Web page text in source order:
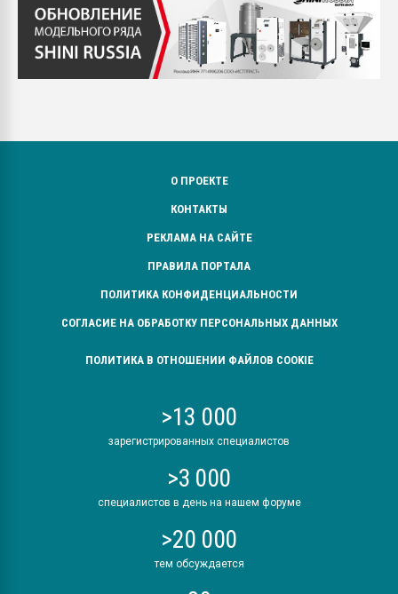
О ПРОЕКТЕ
КОНТАКТЫ
РЕКЛАМА НА САЙТЕ
ПРАВИЛА ПОРТАЛА
ПОЛИТИКА КОНФИДЕНЦИАЛЬНОСТИ
СОГЛАСИЕ НА ОБРАБОТКУ ПЕРСОНАЛЬНЫХ ДАННЫХ
ПОЛИТИКА В ОТНОШЕНИИ ФАЙЛОВ COOKIE
>13 000
зарегистрированных специалистов
>3 000
специалистов в день на нашем форуме
>20 000
тем обсуждается